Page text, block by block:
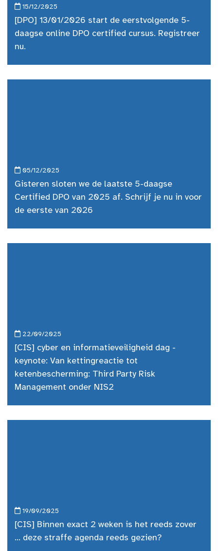
15/12/2025
[DPO] 13/01/2026 start de eerstvolgende 5-
daagse online DPO certified cursus. Registreer
nu.
05/12/2025
Gisteren sloten we de laatste 5-daagse
Certified DPO van 2025 af. Schrijf je nu in voor
de eerste van 2026
22/09/2025
[CIS] cyber en informatieveiligheid dag -
keynote: Van kettingreactie tot
ketenbescherming: Third Party Risk
Management onder NIS2
19/09/2025
[CIS] Binnen exact 2 weken is het reeds zover
... deze straffe agenda reeds gezien?